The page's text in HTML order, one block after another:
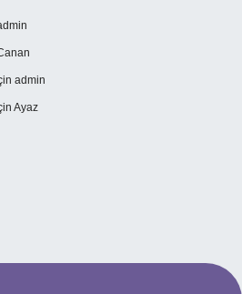
admin
Ayaz